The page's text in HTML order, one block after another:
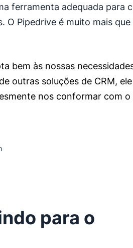
ferramenta adequada para
O Pipedrive é muito mais
bem às nossas
outras soluções de CRM,
nos conformar com o
para o